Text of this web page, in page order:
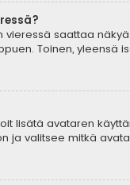
saattaa
Toinen, yleensä
lisätä avataren
ja valitsee mitkä